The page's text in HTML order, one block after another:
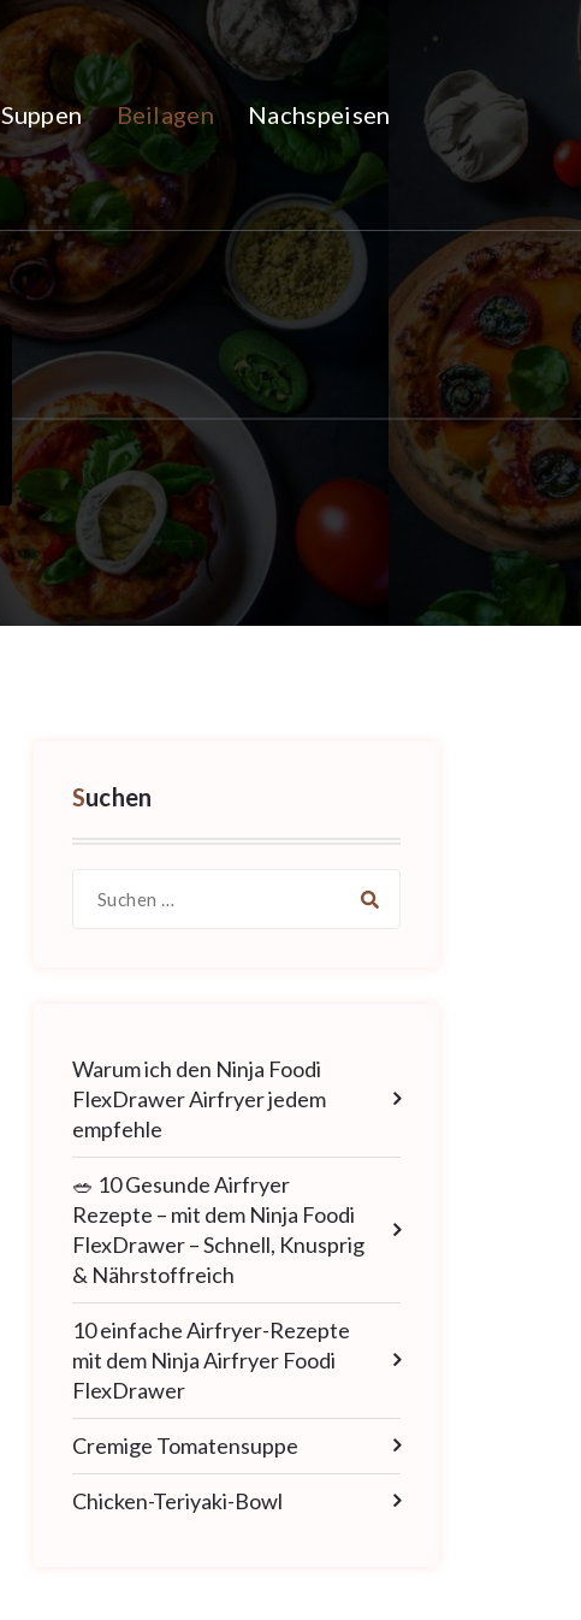
Suppen Beilagen Nachspeisen
Suchen
nach:
Warum ich den Ninja Foodi
FlexDrawer Airfryer jedem
empfehle
🥗 10 Gesunde Airfryer
Rezepte – mit dem Ninja Foodi
FlexDrawer – Schnell, Knusprig
& Nährstoffreich
10 einfache Airfryer-Rezepte
mit dem Ninja Airfryer Foodi
FlexDrawer
Cremige Tomatensuppe
Chicken-Teriyaki-Bowl